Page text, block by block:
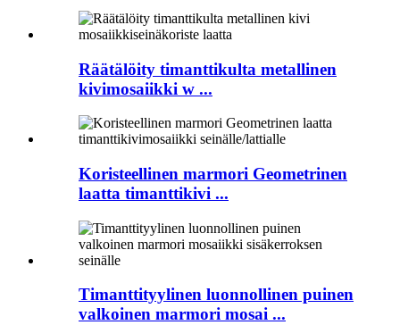
Räätälöity timanttikulta metallinen
kivimosaiikki w ...
Koristeellinen marmori Geometrinen
laatta timanttikivi ...
Timanttityylinen luonnollinen puinen
valkoinen marmori mosai ...